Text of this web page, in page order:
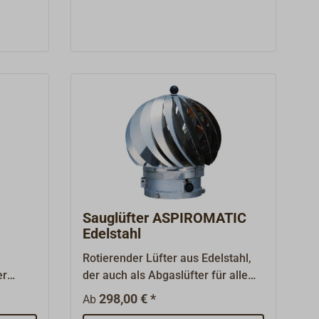
aufgesteckt und mit zwei
Edelstahlschellen fixiert, die im
Lieferumfang enthalten sind.Der
Abstand zum Abgasrohr beträgt 15
Sauglüfter ASPIROMATIC
Edelstahl
Rotierender Lüfter aus Edelstahl,
der auch als Abgaslüfter für alle
Ofentypen geeignet ist,
fallwindsicher und zugfördernd.Der
Ab 298,00 € *